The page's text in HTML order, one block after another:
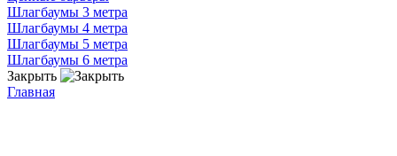
Шлагбаумы 3 метра
Шлагбаумы 4 метра
Шлагбаумы 5 метра
Шлагбаумы 6 метра
Закрыть
Главная